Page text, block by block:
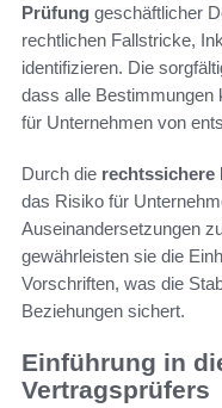
Prüfung geschäftlicher
rechtlichen Fallstricke,
identifizieren. Die
dass alle Bestimmungen
für Unternehmen von
Durch die rechtssichere
das Risiko für
Auseinandersetzungen
gewährleisten sie die
Vorschriften, was die
Beziehungen sichert.
Einführung in
Vertragsprüfers